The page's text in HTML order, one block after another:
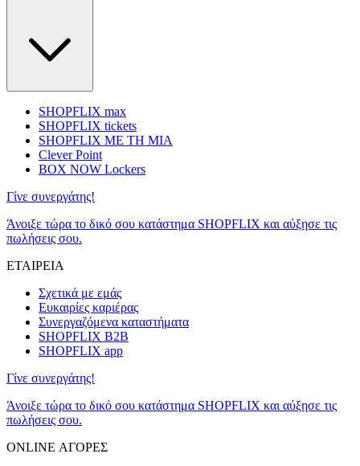
SHOPFLIX max
SHOPFLIX tickets
SHOPFLIX ΜΕ ΤΗ ΜΙΑ
Clever Point
BOX NOW Lockers
Γίνε συνεργάτης!
Άνοιξε τώρα το δικό σου κατάστημα SHOPFLIX και αύξησε τις
πωλήσεις σου.
ΕΤΑΙΡΕΙΑ
Σχετικά με εμάς
Ευκαιρίες καριέρας
Συνεργαζόμενα καταστήματα
SHOPFLIX B2B
SHOPFLIX app
Γίνε συνεργάτης!
Άνοιξε τώρα το δικό σου κατάστημα SHOPFLIX και αύξησε τις
πωλήσεις σου.
ONLINE ΑΓΟΡΕΣ